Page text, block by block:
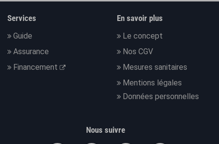
Services
Guide
Assurance
Financement
En savoir plus
Le concept
Nos CGV
Mesures sanitaires
Mentions légales
Données personnelles
Nous suivre